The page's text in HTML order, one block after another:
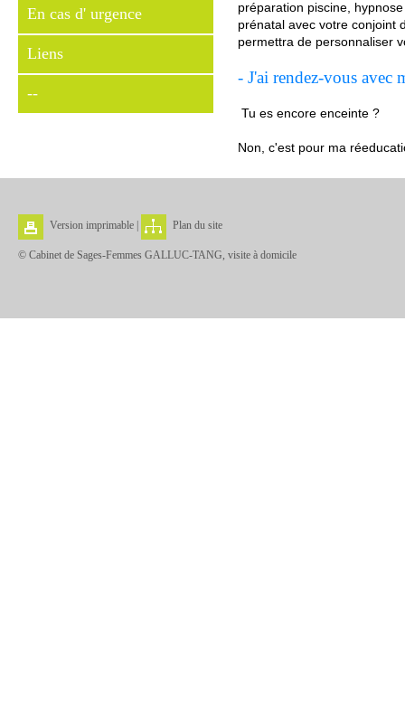
En cas d' urgence
Liens
--
préparation piscine,
prénatal avec votre conjoint
permettra de personnaliser
- J'ai rendez-vous avec
Tu es encore enceinte ?
Non, c'est pour ma
Version imprimable Plan du site
© Cabinet de Sages-Femmes GALLUC-TANG, visite à domicile